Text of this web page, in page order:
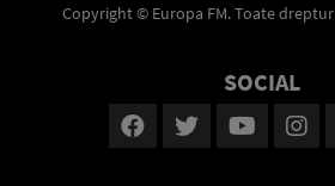
Copyright © Europa FM. Toate
SOCIAL